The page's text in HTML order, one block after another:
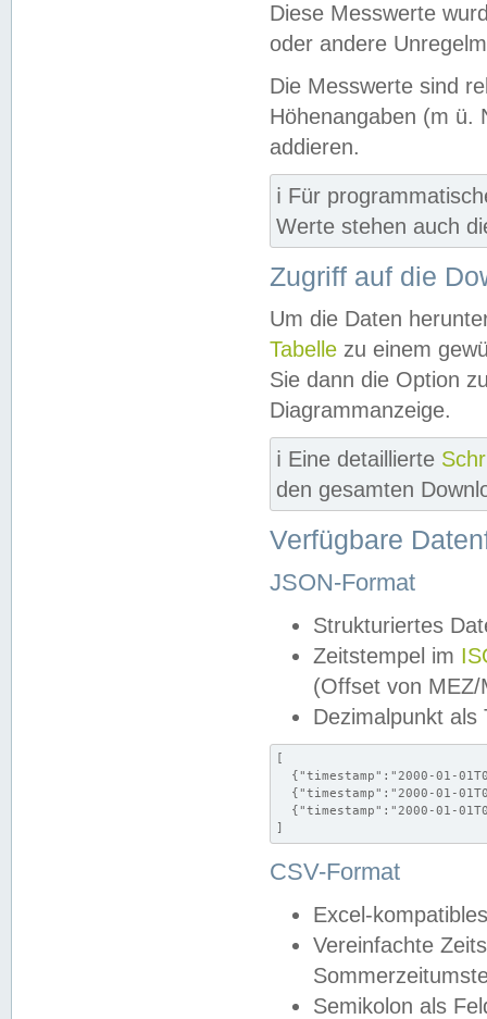
Diese Messwerte
oder andere
Die Messwerte sind
Höhenangaben (m ü.
addieren.
ℹ️ Für
Werte stehen auch
Zugriff auf die
Um die Daten
Tabelle zu einem
Sie dann die Option
Diagrammanzeige.
ℹ️ Eine detaillierte
den gesamten
Verfügbare
JSON-Format
Strukturiertes
Zeitstempel im
(Offset von MEZ/
Dezimalpunkt als
[
{"timestamp":"2000-01-
{"timestamp":"2000-01-
{"timestamp":"2000-01-
]
CSV-Format
Excel-
Vereinfachte
Semikolon als